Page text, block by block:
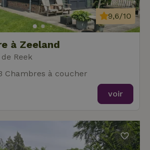
à Zeeland
Reek
9,6/10
Chambres à coucher
voir